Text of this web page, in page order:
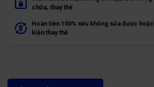
chữa, thay thế
Hoàn tiền 100% nếu không sửa được
kiện thay thế